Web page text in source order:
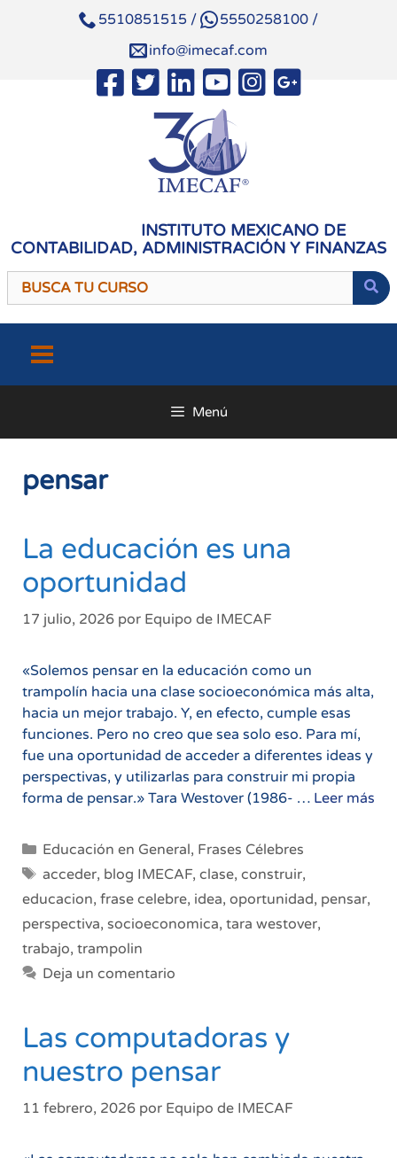
5510851515 / 5550258100 /
info@imecaf.com
INSTITUTO MEXICANO DE
CONTABILIDAD, ADMINISTRACIÓN Y FINANZAS
contenido
Menú
pensar
La educación es una
oportunidad
17 julio, 2026 por Equipo de IMECAF
«Solemos pensar en la educación como un
trampolín hacia una clase socioeconómica más alta,
hacia un mejor trabajo. Y, en efecto, cumple esas
funciones. Pero no creo que sea solo eso. Para mí,
fue una oportunidad de acceder a diferentes ideas y
perspectivas, y utilizarlas para construir mi propia
forma de pensar.» Tara Westover (1986- … Leer más
Categorías
Educación en General, Frases Célebres
Etiquetas
acceder, blog IMECAF, clase, construir,
educacion, frase celebre, idea, oportunidad, pensar,
perspectiva, socioeconomica, tara westover,
trabajo, trampolin
Deja un comentario
Las computadoras y
nuestro pensar
11 febrero, 2026 por Equipo de IMECAF